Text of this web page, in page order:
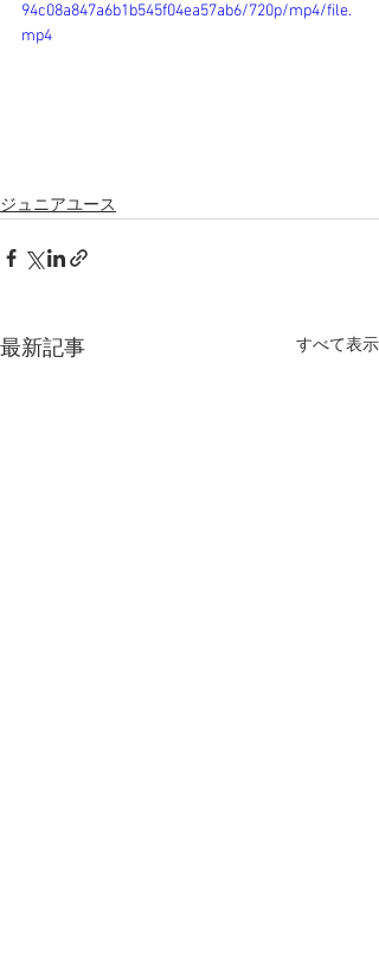
94c08a847a6b1b545f04ea57ab6/720p/mp4/file.
mp4
ジュニアユース
最新記事 すべて表示